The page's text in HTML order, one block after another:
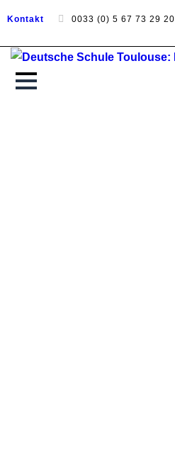
Kontakt 0033 (0) 5 67 73 29 20